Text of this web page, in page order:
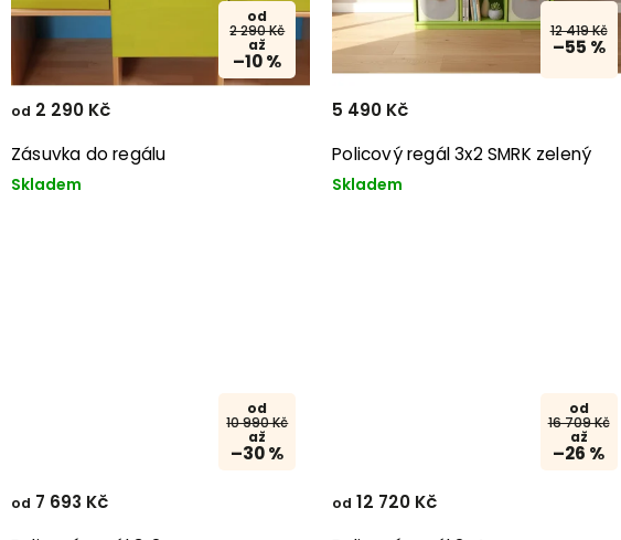
od
2 290 Kč
až
–10 %
Zásuvka do regálu
Skladem
od 2 290 Kč
12 419 Kč
–55 %
Policový regál 3x2 SMRK zelený
Skladem
5 490 Kč
od
10 990 Kč
až
–30 %
od 7 693 Kč
od
16 709 Kč
až
–26 %
od 12 720 Kč